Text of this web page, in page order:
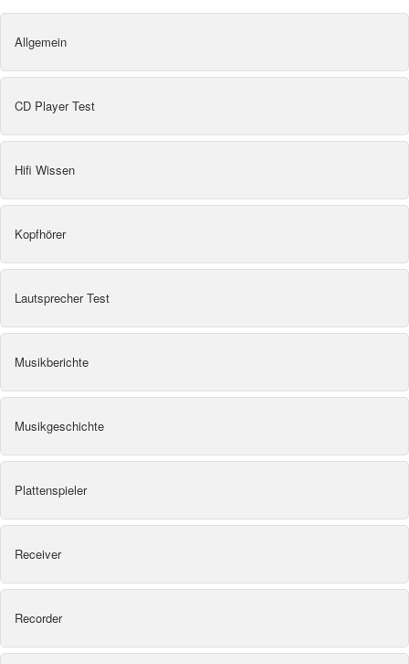
Allgemein
CD Player Test
Hifi Wissen
Kopfhörer
Lautsprecher Test
Musikberichte
Musikgeschichte
Plattenspieler
Receiver
Recorder